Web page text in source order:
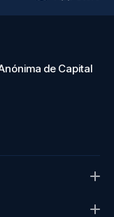
de Capital